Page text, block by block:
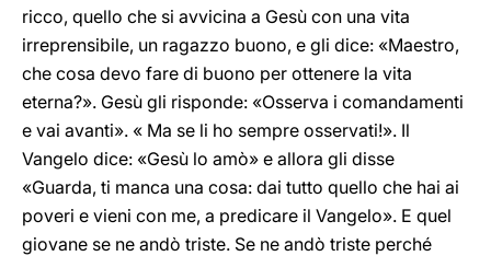
ricco, quello che si avvicina a Gesù con una vita
irreprensibile, un ragazzo buono, e gli dice: «Maestro,
che cosa devo fare di buono per ottenere la vita
eterna?». Gesù gli risponde: «Osserva i comandamenti
e vai avanti». « Ma se li ho sempre osservati!». Il
Vangelo dice: «Gesù lo amò» e allora gli disse
«Guarda, ti manca una cosa: dai tutto quello che hai ai
poveri e vieni con me, a predicare il Vangelo». E quel
giovane se ne andò triste. Se ne andò triste perché